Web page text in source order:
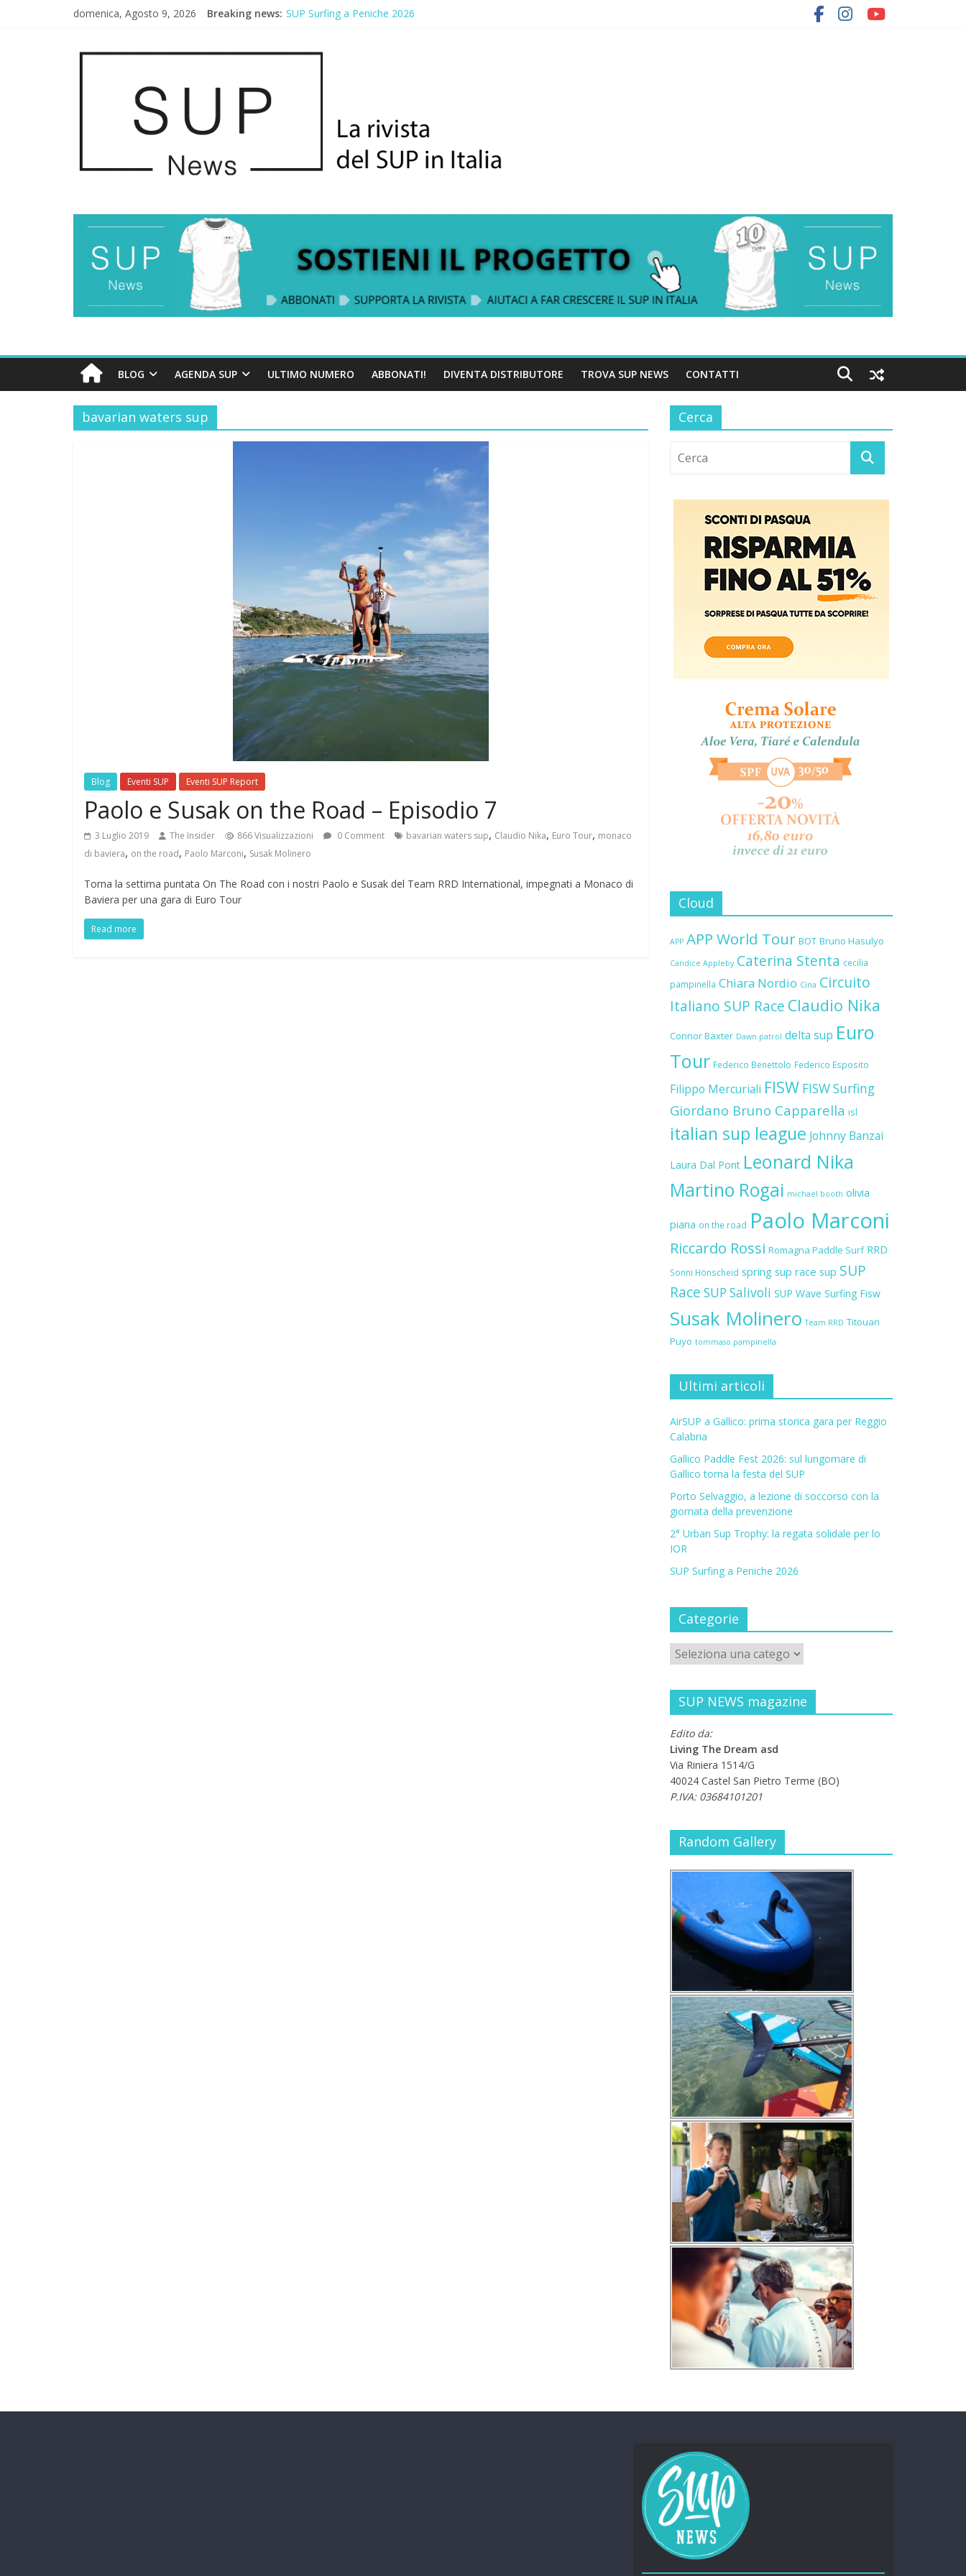
domenica, Agosto 9, 2026 Breaking news: SUP Surfing a Peniche 2026
BLOG AGENDA SUP ULTIMO NUMERO ABBONATI! DIVENTA DISTRIBUTORE TROVA SUP NEWS CONTATTI
bavarian waters sup
Blog Eventi SUP Eventi SUP Report
Paolo e Susak on the Road – Episodio 7
3 Luglio 2019 The Insider 866 Visualizzazioni 0 Comment bavarian waters sup, Claudio Nika, Euro Tour, monaco
di baviera, on the road, Paolo Marconi, Susak Molinero
Torna la settima puntata On The Road con i nostri Paolo e Susak del Team RRD International, impegnati a Monaco di
Baviera per una gara di Euro Tour
Read more
Cerca
Cloud
APP APP World Tour BOT Bruno Hasulyo
Candice Appleby Caterina Stenta cecilia
pampinella Chiara Nordio Cina Circuito
Italiano SUP Race Claudio Nika
Connor Baxter Dawn patrol delta sup Euro
Tour Federico Benettolo Federico Esposito
Filippo Mercuriali FISW FISW Surfing
Giordano Bruno Capparella isl
italian sup league Johnny Banzai
Laura Dal Pont Leonard Nika
Martino Rogai michael booth olivia
piana on the road Paolo Marconi
Riccardo Rossi Romagna Paddle Surf RRD
Sonni Hönscheid spring sup race sup SUP
Race SUP Salivoli SUP Wave Surfing Fisw
Susak Molinero Team RRD Titouan
Puyo tommaso pampinella
Ultimi articoli
AirSUP a Gallico: prima storica gara per Reggio
Calabria
Gallico Paddle Fest 2026: sul lungomare di
Gallico torna la festa del SUP
Porto Selvaggio, a lezione di soccorso con la
giornata della prevenzione
2° Urban Sup Trophy: la regata solidale per lo
IOR
SUP Surfing a Peniche 2026
Categorie
SUP NEWS magazine
Edito da:
Living The Dream asd
Via Riniera 1514/G
40024 Castel San Pietro Terme (BO)
P.IVA: 03684101201
Random Gallery